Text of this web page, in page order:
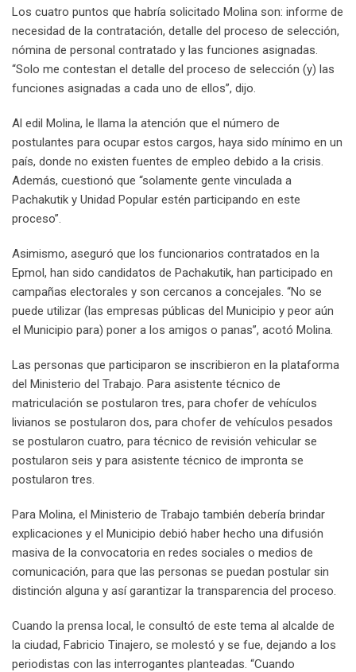
Los cuatro puntos que habría solicitado Molina son: informe de
necesidad de la contratación, detalle del proceso de selección,
nómina de personal contratado y las funciones asignadas.
“Solo me contestan el detalle del proceso de selección (y) las
funciones asignadas a cada uno de ellos”, dijo.
Al edil Molina, le llama la atención que el número de
postulantes para ocupar estos cargos, haya sido mínimo en un
país, donde no existen fuentes de empleo debido a la crisis.
Además, cuestionó que “solamente gente vinculada a
Pachakutik y Unidad Popular estén participando en este
proceso”.
Asimismo, aseguró que los funcionarios contratados en la
Epmol, han sido candidatos de Pachakutik, han participado en
campañas electorales y son cercanos a concejales. “No se
puede utilizar (las empresas públicas del Municipio y peor aún
el Municipio para) poner a los amigos o panas”, acotó Molina.
Las personas que participaron se inscribieron en la plataforma
del Ministerio del Trabajo. Para asistente técnico de
matriculación se postularon tres, para chofer de vehículos
livianos se postularon dos, para chofer de vehículos pesados
se postularon cuatro, para técnico de revisión vehicular se
postularon seis y para asistente técnico de impronta se
postularon tres.
Para Molina, el Ministerio de Trabajo también debería brindar
explicaciones y el Municipio debió haber hecho una difusión
masiva de la convocatoria en redes sociales o medios de
comunicación, para que las personas se puedan postular sin
distinción alguna y así garantizar la transparencia del proceso.
Cuando la prensa local, le consultó de este tema al alcalde de
la ciudad, Fabricio Tinajero, se molestó y se fue, dejando a los
periodistas con las interrogantes planteadas. “Cuando